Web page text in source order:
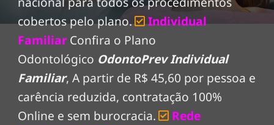
cobertos pelo plano.
Individual
FamiliarConfira o Plano
Odontológico OdontoPrev Individual
Familiar, A partir de R$ 45,60 por pessoa e
carência reduzida, contratação 100%
Online e sem burocracia.
Rede